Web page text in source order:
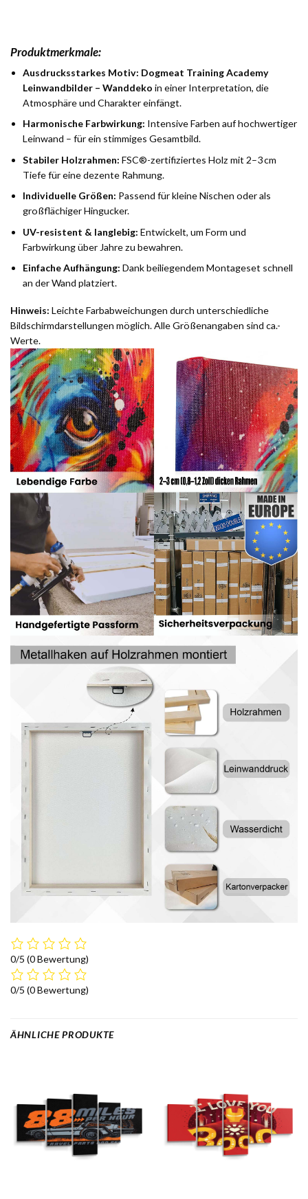
Produktmerkmale:
Ausdrucksstarkes Motiv: Dogmeat Training Academy
Leinwandbilder – Wanddeko in einer Interpretation, die
Atmosphäre und Charakter einfängt.
Harmonische Farbwirkung: Intensive Farben auf hochwertiger
Leinwand – für ein stimmiges Gesamtbild.
Stabiler Holzrahmen: FSC®-zertifiziertes Holz mit 2–3 cm
Tiefe für eine dezente Rahmung.
Individuelle Größen: Passend für kleine Nischen oder als
großflächiger Hingucker.
UV-resistent & langlebig: Entwickelt, um Form und
Farbwirkung über Jahre zu bewahren.
Einfache Aufhängung: Dank beiliegendem Montageset schnell
an der Wand platziert.
Hinweis: Leichte Farbabweichungen durch unterschiedliche
Bildschirmdarstellungen möglich. Alle Größenangaben sind ca.-
Werte.
0/5 (0 Bewertung)
0/5 (0 Bewertung)
ÄHNLICHE PRODUKTE